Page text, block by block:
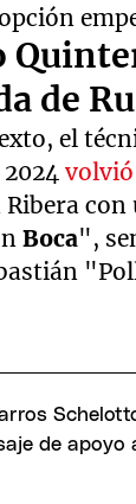
de
el
2024
Ribera
Boca",